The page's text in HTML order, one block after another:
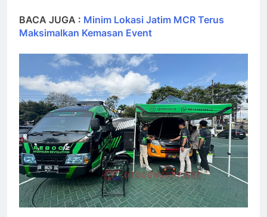
BACA JUGA : Minim Lokasi Jatim MCR Terus
Maksimalkan Kemasan Event